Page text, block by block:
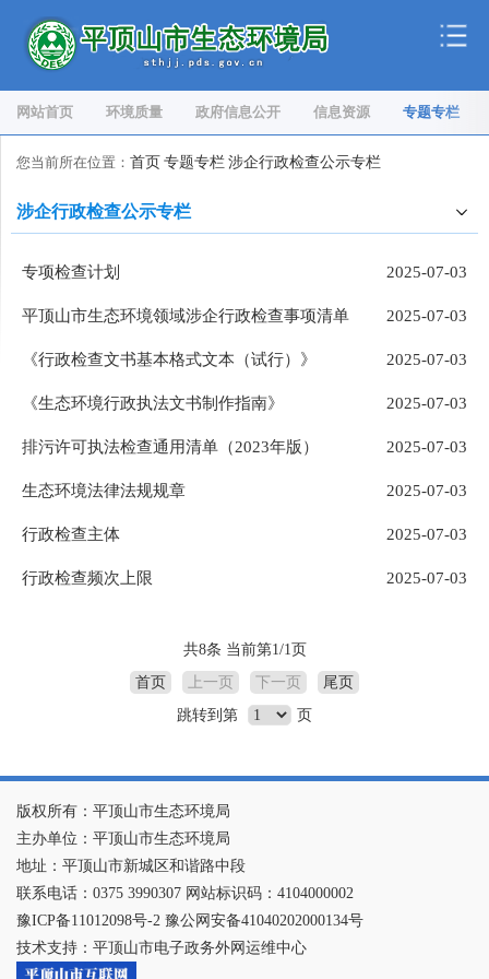
网站首页 环境质量 政府信息公开 信息资源 专题专栏
您当前所在位置： 首页 专题专栏 涉企行政检查公示专栏
涉企行政检查公示专栏
专项检查计划 2025-07-03
平顶山市生态环境领域涉企行政检查事项清单 2025-07-03
《行政检查文书基本格式文本（试行）》 2025-07-03
《生态环境行政执法文书制作指南》 2025-07-03
排污许可执法检查通用清单（2023年版） 2025-07-03
生态环境法律法规规章 2025-07-03
行政检查主体 2025-07-03
行政检查频次上限 2025-07-03
共8条 当前第1/1页
首页
上一页 下一页
尾页
跳转到第
页
版权所有：平顶山市生态环境局
主办单位：平顶山市生态环境局
地址：平顶山市新城区和谐路中段
联系电话：0375 3990307 网站标识码：4104000002
豫ICP备11012098号-2 豫公网安备41040202000134号
技术支持：平顶山市电子政务外网运维中心